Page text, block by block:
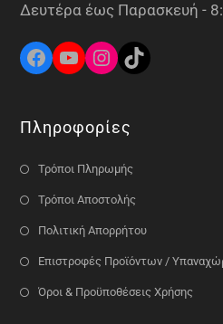
Δευτέρα έως Παρασκευή -
Πληροφορίες
Τρόποι Πληρωμής
Τρόποι Αποστολής
Πολιτική Απορρήτου
Επιστροφές Προϊόντων /
Όροι & Προϋποθέσεις Χρήσης